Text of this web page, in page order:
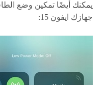
يمكنك أيضًا تمكين وضع
جهازك ايفون 15: